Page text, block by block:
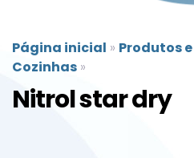
Página inicial » Produtos
Cozinhas »
Nitrol star dry